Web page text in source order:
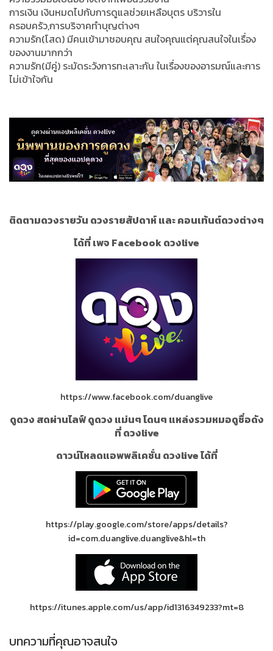
การเงิน เงินหมดไปกับการดูแลช่วยเหลือบุตร บริวารใน
ครอบครัว,การบริจาคทำบุญต่างๆ
ความรัก(โสด) มีคนเข้ามาชอบคุณ สนใจคุณแต่คุณสนใจในเรื่อง
ของงานมากกว่า
ความรัก(มีคู่) ระมัดระวังการทะเลาะกัน ในเรื่องของอารมณ์และการ
ไม่เข้าใจกัน
ติดตามดวงรายวัน ดวงรายสัปดาห์ และ คอนเท้นต์ดวงต่างๆ
ได้ที่ เพจ Facebook ดวงlive
https://www.facebook.com/duanglive
ดูดวง สดผ่านไลฟ์ ดูดวง แม่นๆ โดนๆ แหล่งรวมหมอดูชื่อดัง
ที่ ดวงlive
ดาวน์โหลดแอพพลิเคชั่น ดวงlive ได้ที่
https://play.google.com/store/apps/details?
id=com.duanglive.duanglive&hl=th
https://itunes.apple.com/us/app/id1316349233?mt=8
บทความที่คุณอาจสนใจ